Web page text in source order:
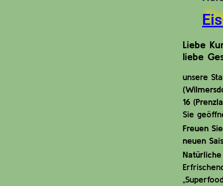
Liebe
liebe
unsere
16
Sie
Freuen
neuen